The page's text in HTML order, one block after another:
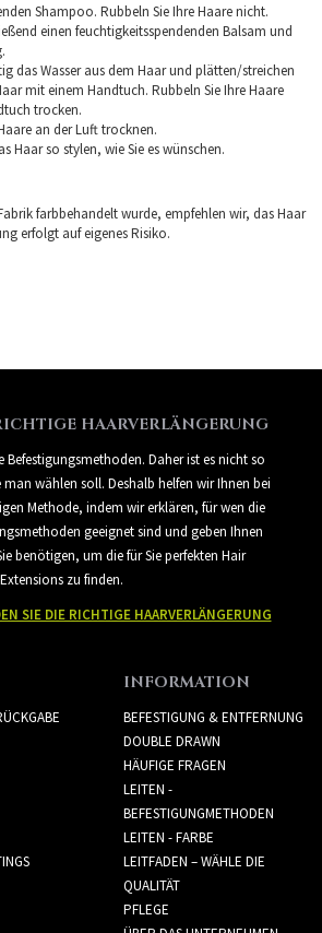
Shampoo. Rubbeln Sie Ihre Haare nicht.
einen feuchtigkeitsspendenden Balsam und
das Wasser aus dem Haar und plätten/streichen
mit einem Handtuch. Rubbeln Sie Ihre Haare
trocken.
an der Luft trocknen.
Haar so stylen, wie Sie es wünschen.
farbbehandelt wurde, empfehlen wir, das Haar
erfolgt auf eigenes Risiko.
HAARVERLÄNGERUNG
Befestigungsmethoden. Daher ist es nicht so
wählen soll. Deshalb helfen wir Ihnen bei
Methode, indem wir erklären, für wen die
geeignet sind und geben Ihnen
benötigen, um die für Sie perfekten Hair
Extensions zu finden.
SIE DIE RICHTIGE HAARVERLÄNGERUNG
INFORMATION
BEFESTIGUNG & ENTFERNUNG
DOUBLE DRAWN
HÄUFIGE FRAGEN
LEITEN -
BEFESTIGUNGMETHODEN
LEITEN - FARBE
LEITFADEN – WÄHLE DIE
QUALITÄT
PFLEGE